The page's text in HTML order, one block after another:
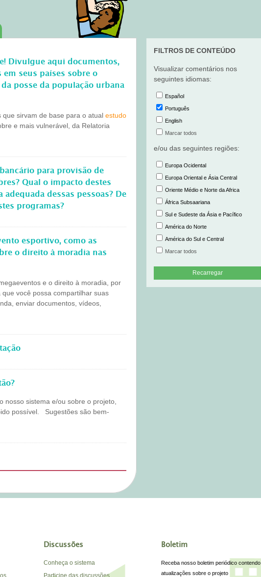
Divulgue aqui documentos,
seus países sobre o
posse da população urbana
sirvam de base para o atual estudo
e mais vulnerável, da Relatoria
para provisão de
Qual o impacto destes
dessas pessoas? De
programas?
esportivo, como as
o direito à moradia nas
e o direito à moradia, por
você possa compartilhar suas
enviar documentos, vídeos,
nosso sistema e/ou sobre o projeto,
possível. Sugestões são bem-
FILTROS DE CONTEÚDO
Visualizar comentários nos
seguintes idiomas:
Español
Português
English
Marcar todos
e/ou das seguintes regiões:
Europa Ocidental
Europa Oriental e Ásia Central
Oriente Médio e Norte da Africa
África Subsaariana
Sul e Sudeste da Ásia e Pacífico
América do Norte
América do Sul e Central
Marcar todos
Recarregar
Discussões
Conheça o sistema
Participe das discussões
Boletim
Receba nosso boletim periódico contendo
atualizações sobre o projeto